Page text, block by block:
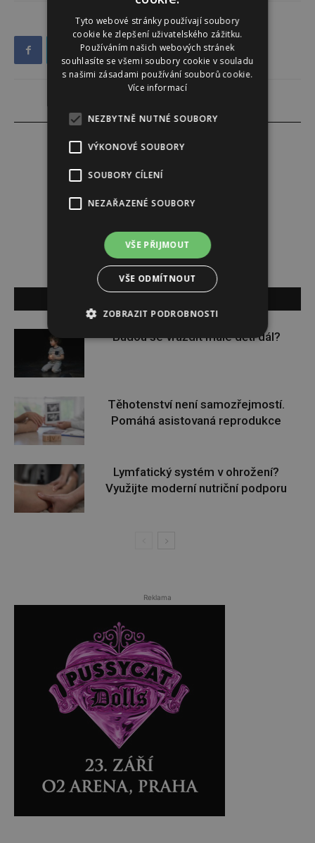
Redakce
Budou se vraždit malé děti dál?
Těhotenství není samozřejmostí.
Pomáhá asistovaná reprodukce
Lymfatický systém v ohrožení?
Využijte moderní nutriční podporu
Reklama
Tyto webové stránky používají soubory
cookie ke zlepšení uživatelského zážitku.
Používáním našich webových stránek
souhlasíte se všemi soubory cookie v souladu
s našimi zásadami používání souborů cookie.
Více informací
NEZBYTNĚ NUTNÉ SOUBORY
VÝKONOVÉ SOUBORY
SOUBORY CÍLENÍ
NEZAŘAZENÉ SOUBORY
VŠE PŘIJMOUT
VŠE ODMÍTNOUT
ZOBRAZIT PODROBNOSTI